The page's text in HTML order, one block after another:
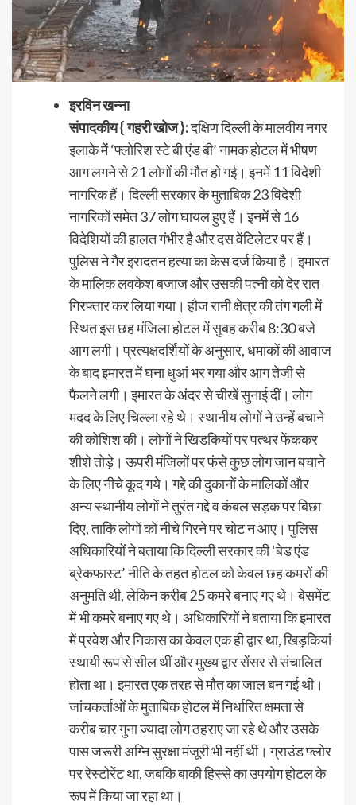
इरविन खन्ना
संपादकीय { गहरी खोज }:दक्षिण दिल्ली के मालवीय नगर
इलाके में ‘फ्लोरिश स्टे बी एंड बी’ नामक होटल में भीषण
आग लगने से 21 लोगों की मौत हो गई। इनमें 11 विदेशी
नागरिक हैं। दिल्ली सरकार के मुताबिक 23 विदेशी
नागरिकों समेत 37 लोग घायल हुए हैं। इनमें से 16
विदेशियों की हालत गंभीर है और दस वेंटिलेटर पर हैं।
पुलिस ने गैर इरादतन हत्या का केस दर्ज किया है। इमारत
के मालिक लवकेश बजाज और उसकी पत्नी को देर रात
गिरफ्तार कर लिया गया। हौज रानी क्षेत्र की तंग गली में
स्थित इस छह मंजिला होटल में सुबह करीब 8:30 बजे
आग लगी। प्रत्यक्षदर्शियों के अनुसार, धमाकों की आवाज
के बाद इमारत में घना धुआं भर गया और आग तेजी से
फैलने लगी। इमारत के अंदर से चीखें सुनाई दीं। लोग
मदद के लिए चिल्ला रहे थे। स्थानीय लोगों ने उन्हें बचाने
की कोशिश की। लोगों ने खिडकियों पर पत्थर फेंककर
शीशे तोड़े। ऊपरी मंजिलों पर फंसे कुछ लोग जान बचाने
के लिए नीचे कूद गये। गद्दे की दुकानों के मालिकों और
अन्य स्थानीय लोगों ने तुरंत गद्दे व कंबल सड़क पर बिछा
दिए, ताकि लोगों को नीचे गिरने पर चोट न आए। पुलिस
अधिकारियों ने बताया कि दिल्ली सरकार की ‘बेड एंड
ब्रेकफास्ट’ नीति के तहत होटल को केवल छह कमरों की
अनुमति थी, लेकिन करीब 25 कमरे बनाए गए थे। बेसमेंट
में भी कमरे बनाए गए थे। अधिकारियों ने बताया कि इमारत
में प्रवेश और निकास का केवल एक ही द्वार था, खिड़कियां
स्थायी रूप से सील थीं और मुख्य द्वार सेंसर से संचालित
होता था। इमारत एक तरह से मौत का जाल बन गई थी।
जांचकर्ताओं के मुताबिक होटल में निर्धारित क्षमता से
करीब चार गुना ज्यादा लोग ठहराए जा रहे थे और उसके
पास जरूरी अग्नि सुरक्षा मंजूरी भी नहीं थी। ग्राउंड फ्लोर
पर रेस्टोरेंट था, जबकि बाकी हिस्से का उपयोग होटल के
रूप में किया जा रहा था।